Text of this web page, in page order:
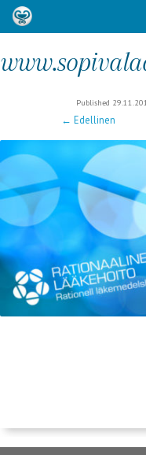
Published
← Edellinen